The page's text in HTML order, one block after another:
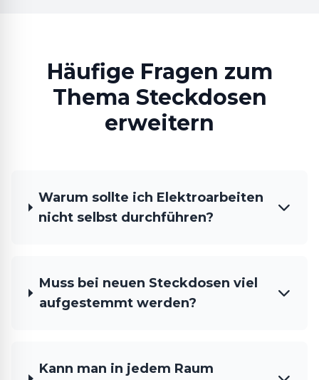
Häufige Fragen zum
Thema Steckdosen
erweitern
Warum sollte ich Elektroarbeiten
nicht selbst durchführen?
Muss bei neuen Steckdosen viel
aufgestemmt werden?
Kann man in jedem Raum